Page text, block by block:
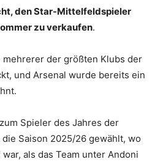
den Star-Mittelfeldspieler
zu verkaufen.
mehrerer der größten Klubs der
und Arsenal wurde bereits ein
Spieler des Jahres der
Saison 2025/26 gewählt, wo
als das Team unter Andoni